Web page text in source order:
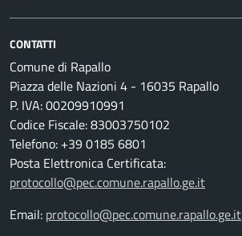
CONTATTI
Comune di Rapallo
Piazza delle Nazioni 4 - 16035 Rapallo
P. IVA: 00209910991
Codice Fiscale: 83003750102
Telefono: +39 0185 6801
Posta Elettronica Certificata:
protocollo@pec.comune.rapallo.ge.it
Email: protocollo@pec.comune.rapallo.ge.it